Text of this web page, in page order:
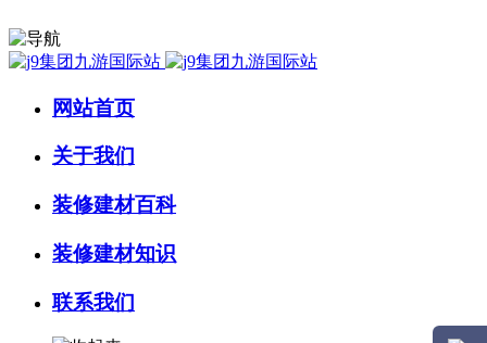
网站首页
关于我们
装修建材百科
装修建材知识
联系我们